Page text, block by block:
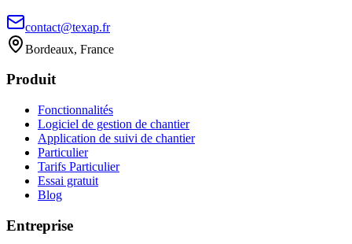
contact@texap.fr
Bordeaux, France
Produit
Fonctionnalités
Logiciel de gestion de chantier
Application de suivi de chantier
Particulier
Tarifs Particulier
Essai gratuit
Blog
Entreprise